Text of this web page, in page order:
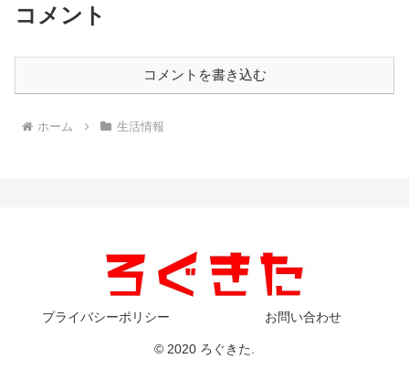
コメント
コメントを書き込む
ホーム 生活情報
プライバシーポリシー お問い合わせ
© 2020 ろぐきた.